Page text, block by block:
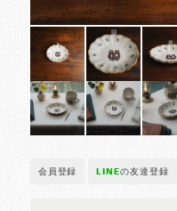
会員登録 LINEの友達登録